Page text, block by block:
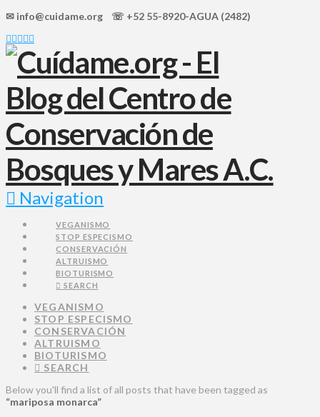
✉ info@cuidame.org ☏ +52 55-8920-AGUA (2482)
Navigation
VEGANISMO
STOP ESPECISMO
CONSERVACIÓN
ALTRUISMO
BIOTURISMO
SEARCH
VEGANISMO
STOP ESPECISMO
CONSERVACIÓN
ALTRUISMO
BIOTURISMO
SEARCH
Below you'll find a list of all posts that have been tagged as
“mariposa monarca”